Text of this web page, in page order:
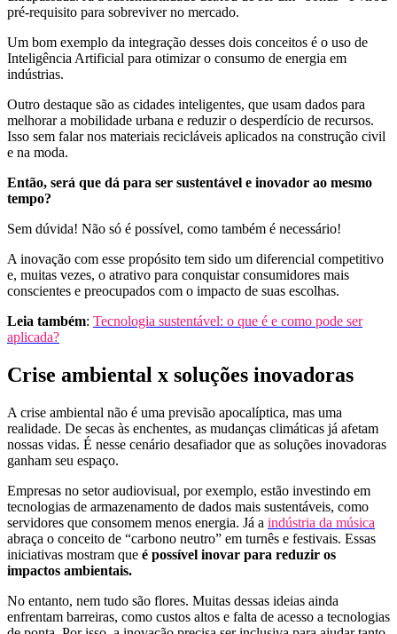
pré-requisito para sobreviver no mercado.
Um bom exemplo da integração desses dois conceitos é o uso de
Inteligência Artificial para otimizar o consumo de energia em
indústrias.
Outro destaque são as cidades inteligentes, que usam dados para
melhorar a mobilidade urbana e reduzir o desperdício de recursos.
Isso sem falar nos materiais recicláveis aplicados na construção civil
e na moda.
Então, será que dá para ser sustentável e inovador ao mesmo
tempo?
Sem dúvida! Não só é possível, como também é necessário!
A inovação com esse propósito tem sido um diferencial competitivo
e, muitas vezes, o atrativo para conquistar consumidores mais
conscientes e preocupados com o impacto de suas escolhas.
Leia também: Tecnologia sustentável: o que é e como pode ser
aplicada?
Crise ambiental x soluções inovadoras
A crise ambiental não é uma previsão apocalíptica, mas uma
realidade. De secas às enchentes, as mudanças climáticas já afetam
nossas vidas. É nesse cenário desafiador que as soluções inovadoras
ganham seu espaço.
Empresas no setor audiovisual, por exemplo, estão investindo em
tecnologias de armazenamento de dados mais sustentáveis, como
servidores que consomem menos energia. Já a indústria da música
abraça o conceito de “carbono neutro” em turnês e festivais. Essas
iniciativas mostram que é possível inovar para reduzir os
impactos ambientais.
No entanto, nem tudo são flores. Muitas dessas ideias ainda
enfrentam barreiras, como custos altos e falta de acesso a tecnologias